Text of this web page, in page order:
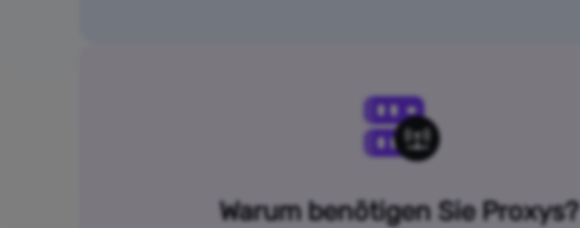
Warum benötigen Sie Proxys?